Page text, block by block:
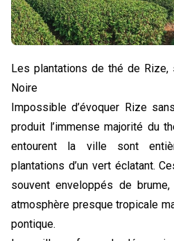
Les plantations de thé de
Noire
Impossible d’évoquer Rize
produit l’immense majorité du
entourent la ville sont
plantations d’un vert éclatant.
souvent enveloppés de
atmosphère presque tropicale
pontique.